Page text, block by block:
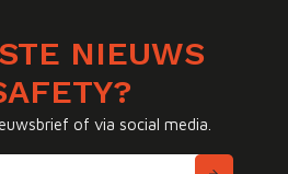
NIEUWS
of via social media.